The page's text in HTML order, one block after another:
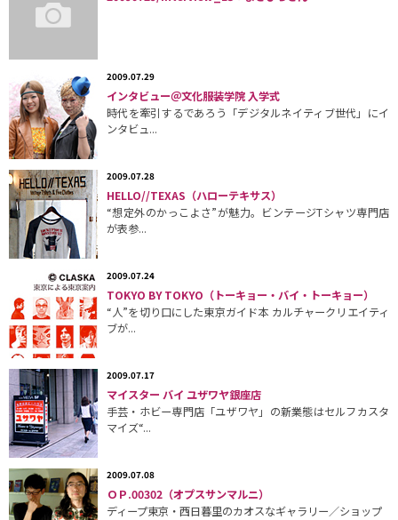
2009.07.29
インタビュー＠文化服装学院 入学式
時代を牽引するであろう「デジタルネイティブ世代」にイ
ンタビュ...
2009.07.28
HELLO//TEXAS（ハローテキサス）
“想定外のかっこよさ”が魅力。ビンテージTシャツ専門店
が表参...
2009.07.24
TOKYO BY TOKYO（トーキョー・バイ・トーキョー）
“人”を切り口にした東京ガイド本 カルチャークリエイティ
ブが...
2009.07.17
マイスター バイ ユザワヤ銀座店
手芸・ホビー専門店「ユザワヤ」の新業態はセルフカスタ
マイズ“...
2009.07.08
ＯＰ.00302（オプスサンマルニ）
ディープ東京・西日暮里のカオスなギャラリー／ショップ